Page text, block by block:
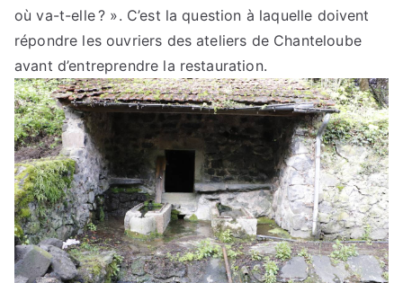
où va-t-elle ? ». C’est la question à laquelle doivent
répondre les ouvriers des ateliers de Chanteloube
avant d’entreprendre la restauration.